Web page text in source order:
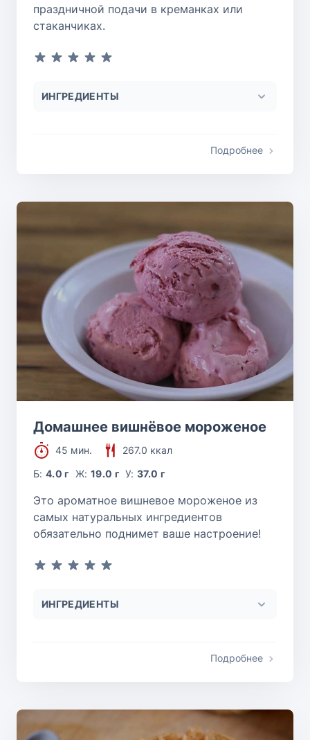
праздничной подачи в креманках или
стаканчиках.
ИНГРЕДИЕНТЫ
Подробнее
Домашнее вишнёвое мороженое
45 мин.
267.0 ккал
Б:4.0 г Ж: 19.0 г У:37.0 г
Это ароматное вишневое мороженое из
самых натуральных ингредиентов
обязательно поднимет ваше настроение!
ИНГРЕДИЕНТЫ
Подробнее